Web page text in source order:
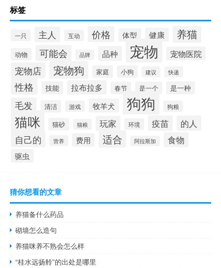
标签
一只 主人 互动 价格 体型 健康 养猫
动物 可能会 品牌 品种 宠物 宠物医院
宠物店 宠物狗 家庭 小狗 建议 快递
性格 技能 拉布拉多 春节 是一个 是一种
毛发 清洁 游戏 牧羊犬 狗狗 狗粮
猫咪 猫砂 猫粮 玩家 环境 疫苗 的人
自己的 营养 费用 适合 阿拉斯加 食物
驱虫
猜你想看的文章
养猫备什么药品
砌墙怎么造句
养猫咪养不熟会怎么样
“桂水远扬舲”的出处是哪里